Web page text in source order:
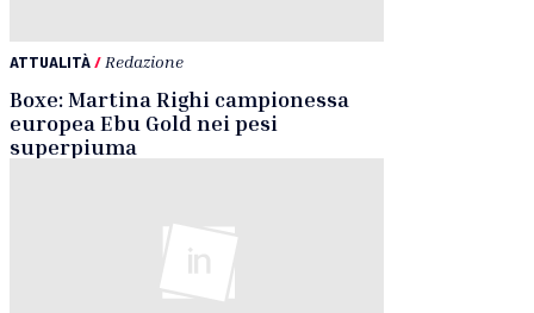
ATTUALITÀ/ Redazione
Boxe: Martina Righi campionessa
europea Ebu Gold nei pesi
superpiuma